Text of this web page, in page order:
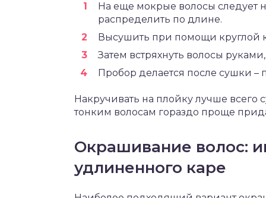
На еще мокрые волосы следует
распределить по длине.
Высушить при помощи круглой
Затем встряхнуть волосы
Пробор делается после сушки –
Накручивать на плойку лучше всего
тонким волосам гораздо проще
Окрашивание волос:
удлиненного каре